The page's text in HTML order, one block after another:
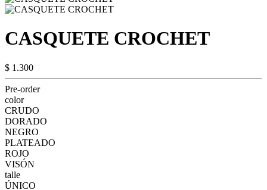
CASQUETE CROCHET
$ 1.300
Pre-order
color
CRUDO
DORADO
NEGRO
PLATEADO
ROJO
VISÓN
talle
ÚNICO